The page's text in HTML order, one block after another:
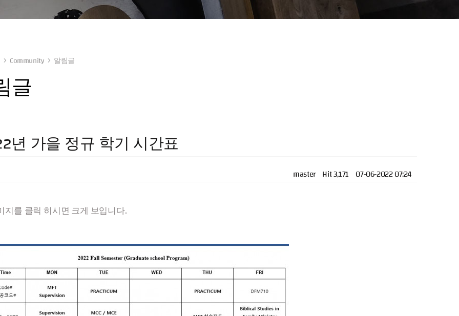
Community 알림글
글
년 가을 정규 학기 시간표
master Hit 3,171 07-06-2022 07:24
지를 클릭 히시면 크게 보입니다.